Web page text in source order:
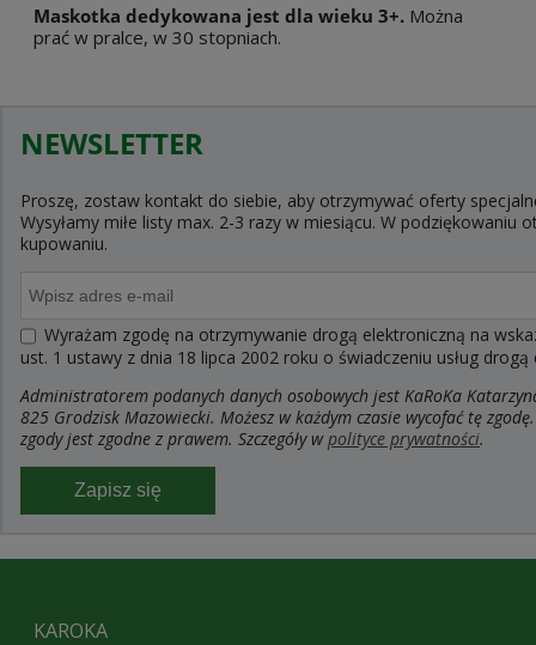
Maskotka dedykowana jest dla wieku 3+. Można
prać w pralce, w 30 stopniach.
NEWSLETTER
Proszę, zostaw kontakt do siebie, aby otrzymywać oferty
Wysyłamy miłe listy max. 2-3 razy w miesiącu. W
kupowaniu.
Wyrażam zgodę na otrzymywanie drogą elektroniczną na
ust. 1 ustawy z dnia 18 lipca 2002 roku o świadczeniu usług
Administratorem podanych danych osobowych jest KaRoKa
825 Grodzisk Mazowiecki. Możesz w każdym czasie wycofać tę
zgody jest zgodne z prawem. Szczegóły wpolityce prywatności.
Zapisz się
KAROKA